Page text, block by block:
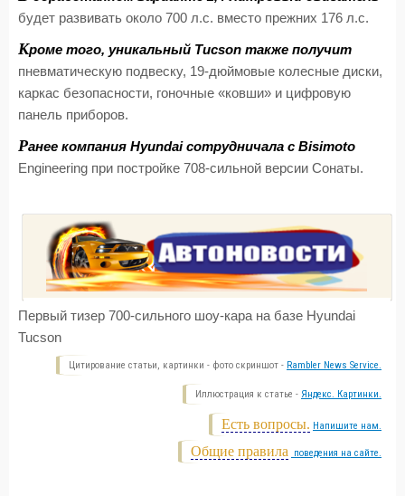
будет развивать около 700 л.с. вместо прежних 176 л.с.
Кроме того, уникальный Tucson также получит
пневматическую подвеску, 19-дюймовые колесные диски,
каркас безопасности, гоночные «ковши» и цифровую
панель приборов.
Ранее компания Hyundai сотрудничала с Bisimoto
Engineering при постройке 708-сильной версии Сонаты.
Первый тизер 700-сильного шоу-кара на базе Hyundai
Tucson
Цитирование статьи, картинки - фото скриншот - Rambler News Service.
Иллюстрация к статье - Яндекс. Картинки.
Есть вопросы. Напишите нам.
Общие правила поведения на сайте.